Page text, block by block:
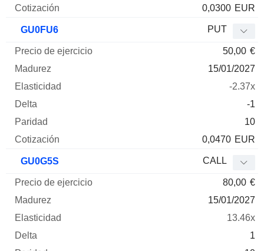
0,0300 EUR
GU0FU6 PUT
50,00 €
15/01/2027
-2.37x
-1
10
0,0470 EUR
GU0G5S CALL
80,00 €
15/01/2027
13.46x
1